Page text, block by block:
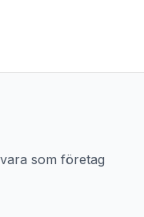
som företag